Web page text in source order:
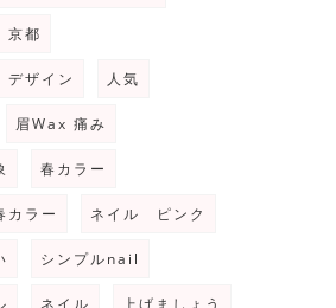
京都
ザイン 人気
眉Wax 痛み
春カラー
ラー ネイル ピンク
シンプルnail
ネイル 上げましょう